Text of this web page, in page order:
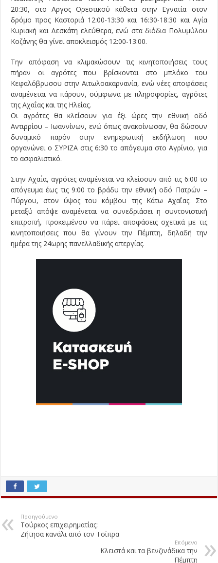
20:30, στο Αργος Ορεστικού κάθετα στην Εγνατία στον
δρόμο προς Καστοριά 12:00-13:30 και 16:30-18:30 και Αγία
Κυριακή και Δεσκάτη ελεύθερα, ενώ στα διόδια Πολυμύλου
Κοζάνης θα γίνει αποκλεισμός 12:00-13:00.
Την απόφαση να κλιμακώσουν τις κινητοποιήσεις τους
πήραν οι αγρότες που βρίσκονται στο μπλόκο του
Κεφαλόβρυσου στην Αιτωλοακαρνανία, ενώ νέες αποφάσεις
αναμένεται να πάρουν, σύμφωνα με πληροφορίες, αγρότες
της Αχαΐας και της Ηλείας.
Οι αγρότες θα κλείσουν για έξι ώρες την εθνική οδό
Αντιρρίου – Ιωαννίνων, ενώ όπως ανακοίνωσαν, θα δώσουν
δυναμικό παρόν στην ενημερωτική εκδήλωση που
οργανώνει ο ΣΥΡΙΖΑ στις 6:30 το απόγευμα στο Αγρίνιο, για
το ασφαλιστικό.
Στην Αχαΐα, αγρότες αναμένεται να κλείσουν από τις 6:00 το
απόγευμα έως τις 9:00 το βράδυ την εθνική οδό Πατρών –
Πύργου, στον ύψος του κόμβου της Κάτω Αχαΐας. Στο
μεταξύ απόψε αναμένεται να συνεδριάσει η συντονιστική
επιτροπή, προκειμένου να πάρει αποφάσεις σχετικά με τις
κινητοποιήσεις που θα γίνουν την Πέμπτη, δηλαδή την
ημέρα της 24ωρης πανελλαδικής απεργίας.
Προηγούμενο
Τούρκος επιχειρηματίας:
Ζήτησα κανάλι από τον Τσίπρα
Επόμενο
Κλειστά και τα βενζινάδικα την
Πέμπτη